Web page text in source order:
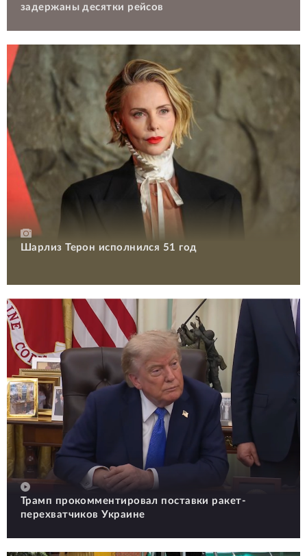
задержаны десятки рейсов
Шарлиз Терон исполнился 51 год
Трамп прокомментировал поставки ракет-
перехватчиков Украине